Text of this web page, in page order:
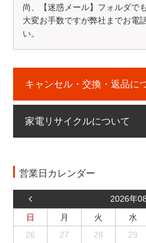
尚、【迷惑メール】フォルダで
大変お手数ですが弊社までお電
い。
キャンセル・交換・返品に
家電リサイクルについて
営業日カレンダー
2026年
日
月 火 水
26
27 28 29